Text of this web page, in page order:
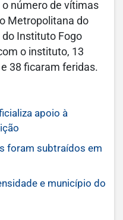
número de vítimas
Metropolitana do
Instituto Fogo
o instituto, 13
38 ficaram feridas.
apoio à
foram subtraídos em
e município do